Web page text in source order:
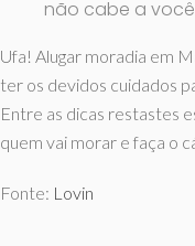
não cabe a você
Ufa! Alugar moradia em
ter os devidos cuidados
Entre as dicas restastes
quem vai morar e faça o
Fonte: Lovin